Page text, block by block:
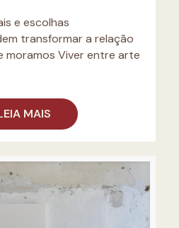
e escolhas
transformar a relação
moramos Viver entre arte
MAIS